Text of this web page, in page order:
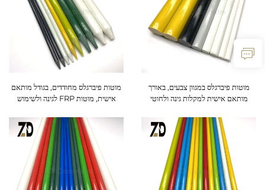
מוטות פיברגלס במגוון צבעים, באורך
מותאם אישית למקלות גינה ולחוטי
מוטות פיברגלס מחודדים, בגודל מותאם
אישית, מוטות FRP לגינה ולשימוש